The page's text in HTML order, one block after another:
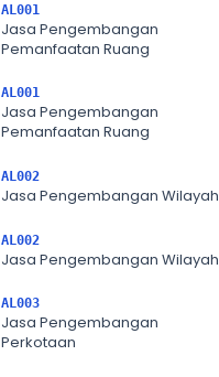
AL001
Jasa Pengembangan
Pemanfaatan Ruang
AL001
Jasa Pengembangan
Pemanfaatan Ruang
AL002
Jasa Pengembangan Wilayah
AL002
Jasa Pengembangan Wilayah
AL003
Jasa Pengembangan
Perkotaan